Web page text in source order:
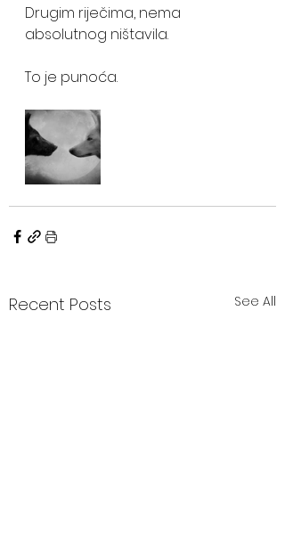
Drugim riječima, nema
absolutnog ništavila.
To je punoća.
Recent Posts See All